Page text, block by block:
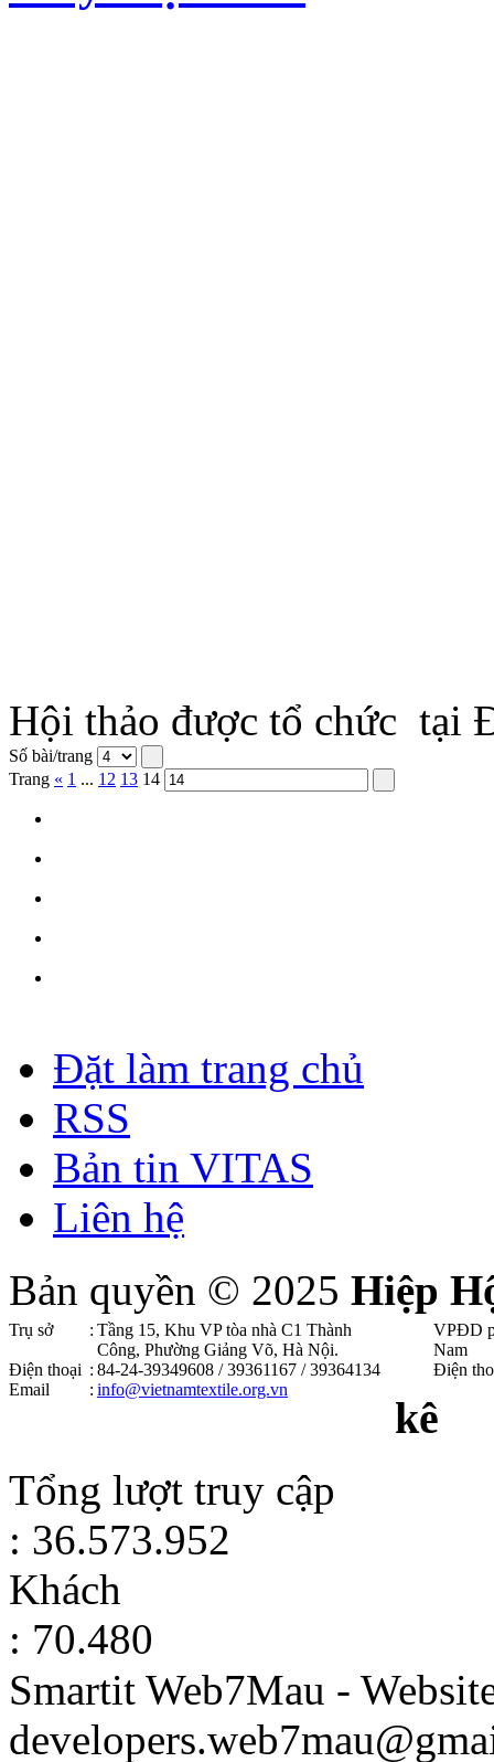
Hội thảo được tổ chức tại
Số bài/trang
Trang « 1 ... 12 13 14
Đặt làm trang chủ
RSS
Bản tin VITAS
Liên hệ
Bản quyền © 2025 Hiệp
Trụ sở : Tầng 15, Khu VP tòa nhà C1 Thành
Công, Phường Giảng Võ, Hà Nội .
Điện thoại : 84-24-39349608 / 39361167 / 39364134
Email
: info@vietnamtextile.org.vn
VPĐD
Nam
Điện
kê
Tổng lượt truy cập
: 36.573.952
Khách
: 70.480
Smartit Web7Mau -